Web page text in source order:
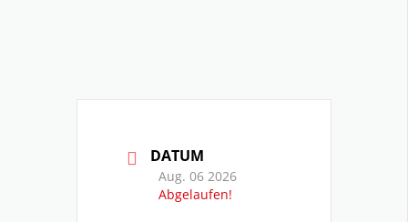
DATUM
Aug. 06 2026
Abgelaufen!